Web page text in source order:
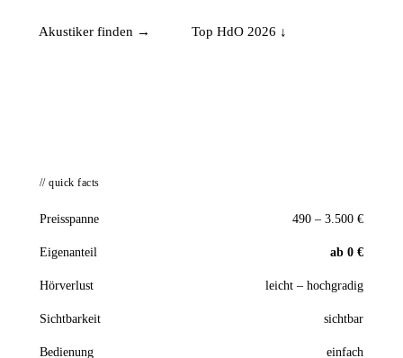
Akustiker finden → Top HdO 2026 ↓
// quick facts
Preisspanne 490 – 3.500 €
Eigenanteil ab 0 €
Hörverlust leicht – hochgradig
Sichtbarkeit sichtbar
Bedienung einfach